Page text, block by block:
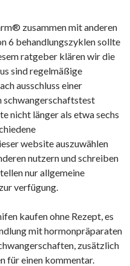
zusammen mit anderen
6 behandlungszyklen sollte
ratgeber klären wir die
sind regelmäßige
ausschluss einer
schwangerschaftstest
nicht länger als etwa sechs
website auszuwählen
nutzern und schreiben
nur allgemeine
verfügung.
kaufen ohne Rezept, es
mit hormonpräparaten
zusätzlich
für einen kommentar.